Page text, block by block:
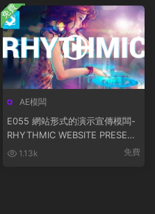
AE模闆
E055 網站形式的演示宣傳模闆-
RHYTHMIC WEBSITE PRESENT
ATION
1.13k 免費
免費